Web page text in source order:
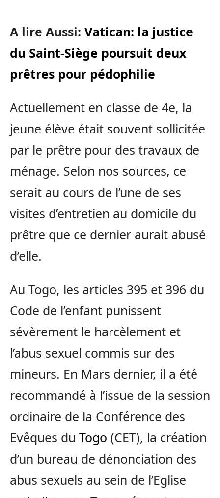
A lire Aussi: Vatican: la justice
du Saint-Siège poursuit deux
prêtres pour pédophilie
Actuellement en classe de 4e, la
jeune élève était souvent sollicitée
par le prêtre pour des travaux de
ménage. Selon nos sources, ce
serait au cours de l’une de ses
visites d’entretien au domicile du
prêtre que ce dernier aurait abusé
d’elle.
Au Togo, les articles 395 et 396 du
Code de l’enfant punissent
sévèrement le harcèlement et
l’abus sexuel commis sur des
mineurs. En Mars dernier, il a été
recommandé à l’issue de la session
ordinaire de la Conférence des
Evêques du Togo (CET), la création
d’un bureau de dénonciation des
abus sexuels au sein de l’Eglise